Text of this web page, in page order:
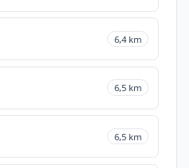
6,4 km
6,5 km
6,5 km